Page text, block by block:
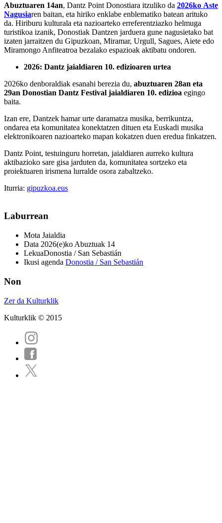
Abuztuaren 14an, Dantz Point Donostiara itzuliko da 2026ko Aste
Nagusiaren baitan, eta hiriko enklabe enblematiko batean arituko
da. Hiriburu kulturala eta nazioarteko erreferentziazko helmuga
turistikoa izanik, Donostiak Dantzen jarduera gune nagusietako bat
izaten jarraitzen du Gipuzkoan, Miramar, Urgull, Sagues, Aiete edo
Miramongo Anfiteatroa bezalako espazioak aktibatu ondoren.
2026: Dantz jaialdiaren 10. edizioaren urtea
2026ko denboraldiak esanahi berezia du, abuztuaren 28an eta
29an Donostian Dantz Festival jaialdiaren 10. edizioa egingo
baita.
Izan ere, Dantzek hamar urte daramatza musika, berrikuntza,
ondarea eta komunitatea konektatzen dituen eta Euskadi musika
elektronikoaren nazioarteko mapan kokatzen duen eredua finkatzen.
Dantz Point, testuinguru horretan, jaialdiaren aurreko kultura
aktibazioko sare gisa jarduten da, komunitatea sortzeko eta
proiektuaren irismena lurralde osora zabaltzeko.
Iturria: gipuzkoa.eus
Laburrean
Mota Jaialdia
Data 2026(e)ko Abuztuak 14
LekuaDonostia / San Sebastián
Ikusi agenda Donostia / San Sebastián
Non
Zer da Kulturklik
Kulturklik © 2015